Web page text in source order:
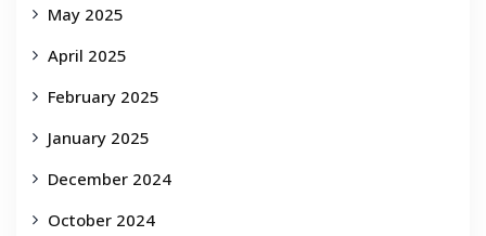
May 2025
April 2025
February 2025
January 2025
December 2024
October 2024